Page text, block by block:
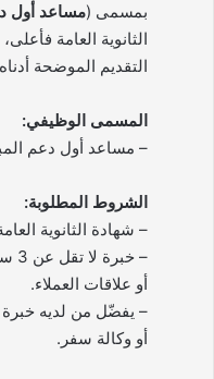
بمسمى (مساعد أول
الثانوية العامة
التقديم الموضحة
المسمى الوظيفي:
– مساعد أول دعم
الشروط المطلوبة:
– شهادة الثانوية
–
أو علاقات العملاء.
– يفضّل من لديه
أو وكالة سفر.